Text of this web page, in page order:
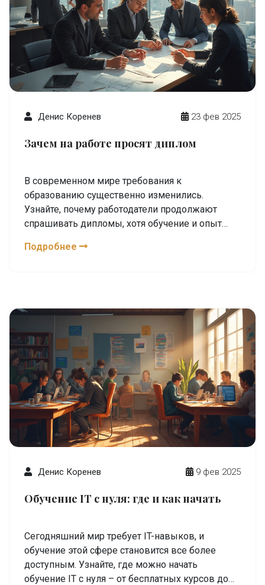
Денис Коренев 23 фев 2025
Зачем на работе просят диплом
В современном мире требования к
образованию существенно изменились.
Узнайте, почему работодатели продолжают
спрашивать дипломы, хотя обучение и опыт
раскрывает, что стоит за этим запросом, и как
влияет на найм персонала.
Подробнее
Денис Коренев 9 фев 2025
Обучение IT с нуля: где и как начать
Сегодняшний мир требует IT-навыков, и
обучение этой сфере становится все более
доступным. Узнайте, где можно начать
обучение IT с нуля – от бесплатных курсов до